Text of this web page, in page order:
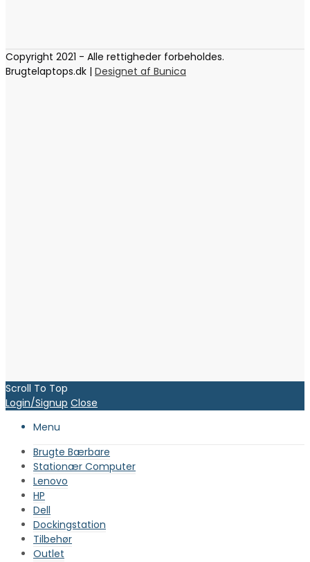
Copyright 2021 - Alle rettigheder forbeholdes.
Brugtelaptops.dk | Designet af Bunica
Scroll To Top
Login/Signup Close
Menu
Brugte Bærbare
Stationær Computer
Lenovo
HP
Dell
Dockingstation
Tilbehør
Outlet